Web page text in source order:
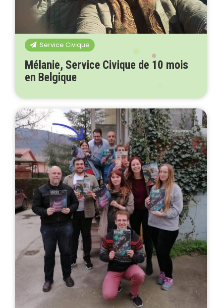
Service Civique
Mélanie, Service Civique de 10 mois
en Belgique